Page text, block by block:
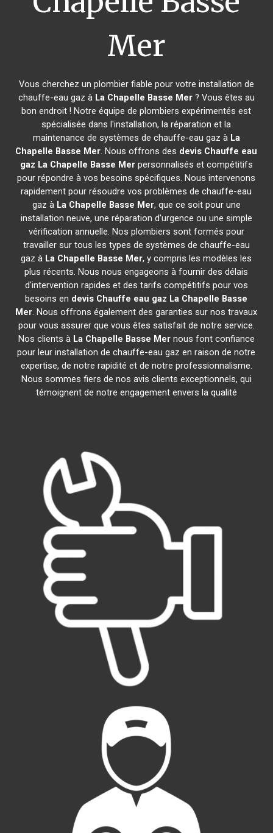
Mer
Vous cherchez un plombier fiable pour votre installation de
chauffe-eau gaz à La Chapelle Basse Mer? Vous êtes au
bon endroit ! Notre équipe de plombiers expérimentés est
spécialisée dans l'installation, la réparation et la
maintenance de systèmes de chauffe-eau gaz à La
Chapelle Basse Mer. Nous offrons des devis Chauffe eau
gaz La Chapelle Basse Merpersonnalisés et compétitifs
pour répondre à vos besoins spécifiques. Nous intervenons
rapidement pour résoudre vos problèmes de chauffe-eau
gaz à La Chapelle Basse Mer, que ce soit pour une
installation neuve, une réparation d'urgence ou une simple
vérification annuelle. Nos plombiers sont formés pour
travailler sur tous les types de systèmes de chauffe-eau
gaz à La Chapelle Basse Mer, y compris les modèles les
plus récents. Nous nous engageons à fournir des délais
d'intervention rapides et des tarifs compétitifs pour vos
besoins en devis Chauffe eau gaz La Chapelle Basse
Mer. Nous offrons également des garanties sur nos travaux
pour vous assurer que vous êtes satisfait de notre service.
Nos clients à La Chapelle Basse Mernous font confiance
pour leur installation de chauffe-eau gaz en raison de notre
expertise, de notre rapidité et de notre professionnalisme.
Nous sommes fiers de nos avis clients exceptionnels, qui
témoignent de notre engagement envers la qualité